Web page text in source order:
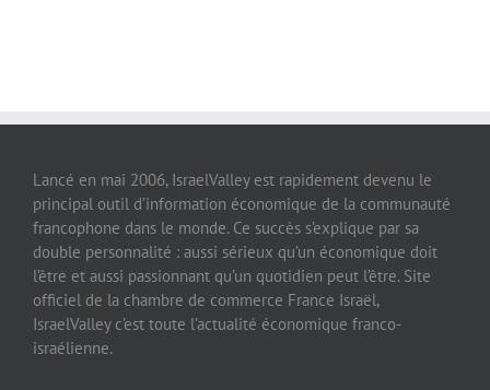
Lancé en mai 2006, IsraelValley est rapidement devenu le
principal outil d’information économique de la communauté
francophone dans le monde. Ce succès s’explique par sa
double personnalité : aussi sérieux qu’un économique doit
l’être et aussi passionnant qu’un quotidien peut l’être. Site
officiel de la chambre de commerce France Israël,
IsraelValley c’est toute l’actualité économique franco-
israélienne.